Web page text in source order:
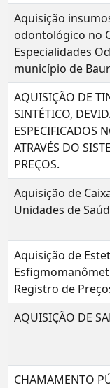
Aquisição
odontológico no
Especialidades
município de
AQUISIÇÃO DE
SINTÉTICO,
ESPECIFICADOS
ATRAVÉS DO
PREÇOS.
Aquisição de
Unidades de
Aquisição de
Registro de
AQUISIÇÃO DE
CHAMAMENTO